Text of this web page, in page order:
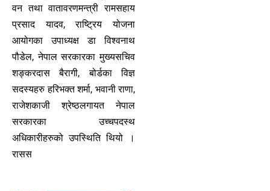
वन तथा वातावरणमन्त्री रामसहाय
प्रसाद यादव, राष्ट्रिय योजना
आयोगका उपाध्यक्ष डा विश्वनाथ
पौडेल, नेपाल सरकारका मुख्यसचिव
शङ्करदास बैरागी, बोर्डका विज्ञ
सदस्यहरु हरिभक्त शर्मा, भवानी राणा,
राजेशकाजी श्रेष्ठलगायत नेपाल
सरकारका उच्चपदस्थ
अधिकारीहरुको उपस्थिति थियो ।
रासस